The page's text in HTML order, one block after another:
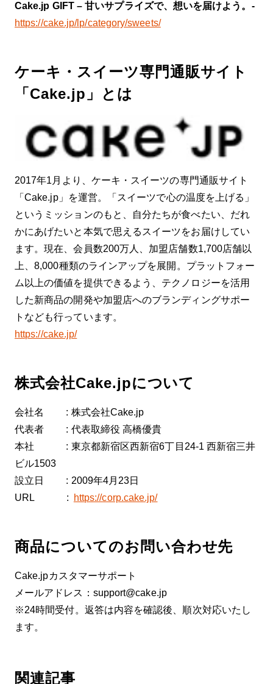
Cake.jp GIFT – 甘いサプライズで、想いを届けよう。-
https://cake.jp/lp/category/sweets/
ケーキ・スイーツ専門通販サイト
「Cake.jp」とは
2017年1月より、ケーキ・スイーツの専門通販サイト
「Cake.jp」を運営。「スイーツで心の温度を上げる」
というミッションのもと、自分たちが食べたい、だれ
かにあげたいと本気で思えるスイーツをお届けしてい
ます。現在、会員数200万人、加盟店舗数1,700店舗以
上、8,000種類のラインアップを展開。プラットフォー
ム以上の価値を提供できるよう、テクノロジーを活用
した新商品の開発や加盟店へのブランディングサポー
トなども行っています。
https://cake.jp/
株式会社Cake.jpについて
会社名 : 株式会社Cake.jp
代表者 : 代表取締役 高橋優貴
本社 : 東京都新宿区西新宿6丁目24-1 西新宿三井
ビル1503
設立日 : 2009年4月23日
URL :
https://corp.cake.jp/
商品についてのお問い合わせ先
Cake.jpカスタマーサポート
メールアドレス：support@cake.jp
※24時間受付。返答は内容を確認後、順次対応いたし
ます。
関連記事